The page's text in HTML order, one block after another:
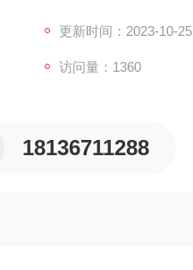
时中空的更新时间：2023-10-25
访问量：1360
18136711288